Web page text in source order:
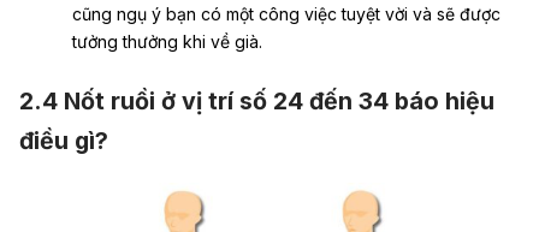
cũng ngụ ý bạn có một công việc tuyệt vời và sẽ được
tưởng thưởng khi về già.
2.4 Nốt ruồi ở vị trí số 24 đến 34 báo hiệu
điều gì?